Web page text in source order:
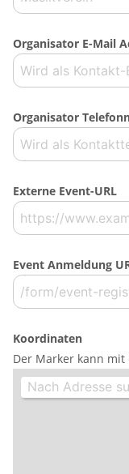
Organisator E-Mail
Organisator
Externe Event-URL
Event Anmeldung
Koordinaten
Der Marker kann